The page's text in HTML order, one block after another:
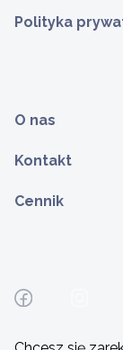
Polityka
O nas
Kontakt
Cennik